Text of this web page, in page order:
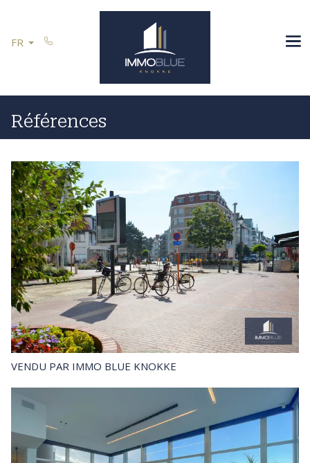
Passer le menu et aller au contenu
FR
ESPAGNE
VOUS VENDEZ
RÉFÉRENCES
Références
VENDU PAR IMMO BLUE KNOKKE